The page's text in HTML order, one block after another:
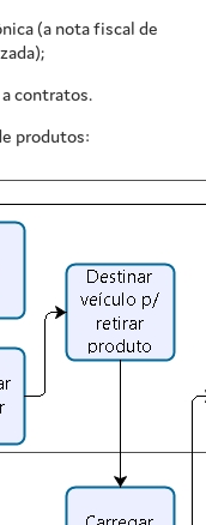
(a nota fiscal de
contratos.
produtos: